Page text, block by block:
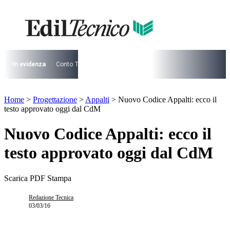
contenuto
I più cercati
Lorem ipsum dolor sit amet consectetur
Lorem ipsum dolor sit amet consectetur
In evidenza Conto Termico
I più cercati
Lorem ipsum dolor sit amet consectetur
Lorem ipsum dolor sit amet consectetur
Home > Progettazione > Appalti > Nuovo Codice Appalti: ecco il
testo approvato oggi dal CdM
Nuovo Codice Appalti: ecco il
testo approvato oggi dal CdM
Scarica PDF Stampa
Redazione Tecnica
03/03/16